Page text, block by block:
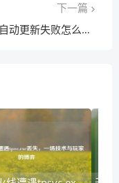
下一篇
软件自动更新失败怎么处理？简单几步快速搞定！